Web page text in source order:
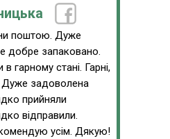
поштою. Дуже
добре запаковано.
гарному стані. Гарні,
Дуже задоволена
прийняли
відправили.
усім. Дякую!